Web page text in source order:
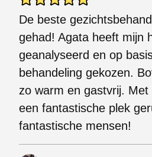
De beste
gehad! Agata heeft mijn
geanalyseerd en op
behandeling gekozen.
zo warm en gastvrij. Met
een fantastische plek
fantastische mensen!